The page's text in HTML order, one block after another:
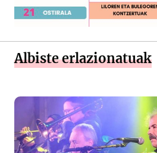
Albiste erlazionatuak